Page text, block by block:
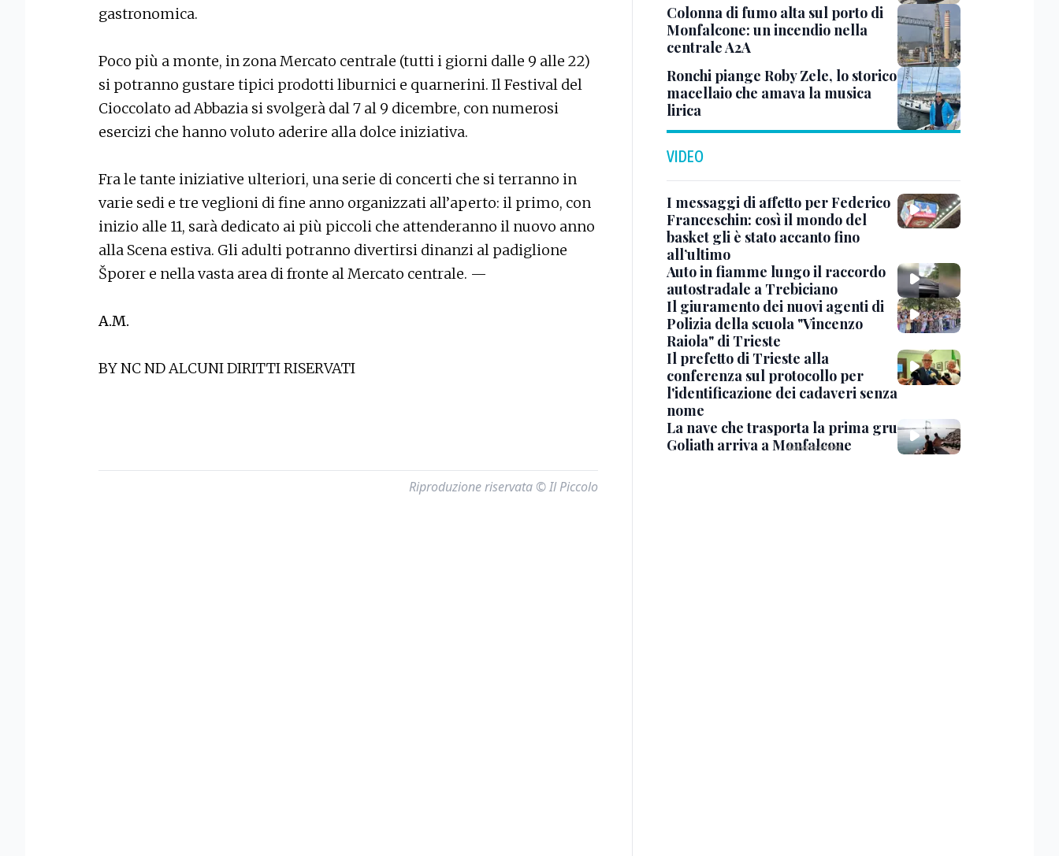
gastronomica.
Poco più a monte, in zona Mercato centrale (tutti i giorni dalle 9 alle 22)
si potranno gustare tipici prodotti liburnici e quarnerini. Il Festival del
Cioccolato ad Abbazia si svolgerà dal 7 al 9 dicembre, con numerosi
esercizi che hanno voluto aderire alla dolce iniziativa.
Fra le tante iniziative ulteriori, una serie di concerti che si terranno in
varie sedi e tre veglioni di fine anno organizzati all’aperto: il primo, con
inizio alle 11, sarà dedicato ai più piccoli che attenderanno il nuovo anno
alla Scena estiva. Gli adulti potranno divertirsi dinanzi al padiglione
Šporer e nella vasta area di fronte al Mercato centrale. —
A.M.
BY NC ND ALCUNI DIRITTI RISERVATI
Riproduzione riservata © Il Piccolo
Colonna di fumo alta sul porto di
Monfalcone: un incendio nella
centrale A2A
Ronchi piange Roby Zele, lo storico
macellaio che amava la musica
lirica
VIDEO
I messaggi di affetto per Federico
Franceschin: così il mondo del
basket gli è stato accanto fino
all’ultimo
Auto in fiamme lungo il raccordo
autostradale a Trebiciano
Il giuramento dei nuovi agenti di
Polizia della scuola "Vincenzo
Raiola" di Trieste
Il prefetto di Trieste alla
conferenza sul protocollo per
l'identificazione dei cadaveri senza
nome
La nave che trasporta la prima gru
Goliath arriva a Monfalcone